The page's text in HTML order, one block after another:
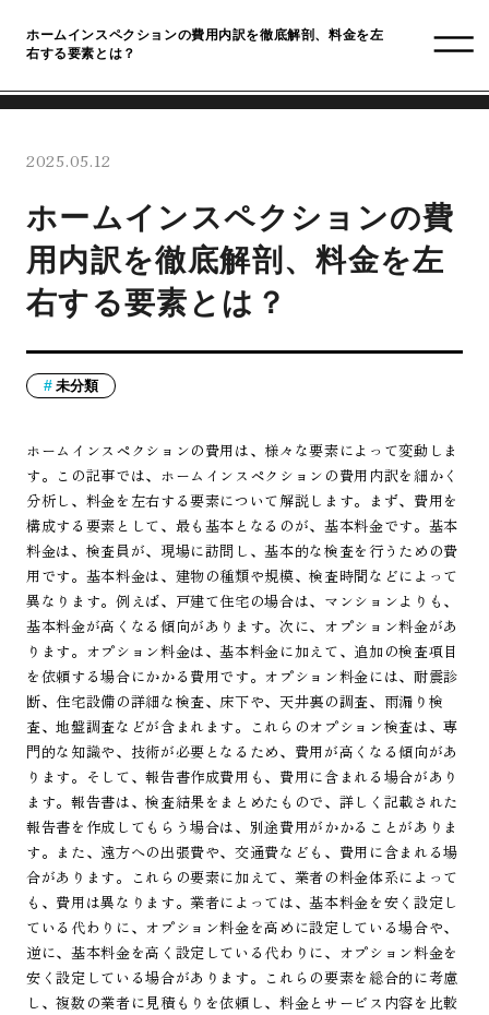
ホームインスペクションの費用内訳を徹底解剖、料金を左
右する要素とは？
2025.05.12
ホームインスペクションの費
用内訳を徹底解剖、料金を左
右する要素とは？
未分類
ホームインスペクションの費用は、様々な要素によって変動しま
す。この記事では、ホームインスペクションの費用内訳を細かく
分析し、料金を左右する要素について解説します。まず、費用を
構成する要素として、最も基本となるのが、基本料金です。基本
料金は、検査員が、現場に訪問し、基本的な検査を行うための費
用です。基本料金は、建物の種類や規模、検査時間などによって
異なります。例えば、戸建て住宅の場合は、マンションよりも、
基本料金が高くなる傾向があります。次に、オプション料金があ
ります。オプション料金は、基本料金に加えて、追加の検査項目
を依頼する場合にかかる費用です。オプション料金には、耐震診
断、住宅設備の詳細な検査、床下や、天井裏の調査、雨漏り検
査、地盤調査などが含まれます。これらのオプション検査は、専
門的な知識や、技術が必要となるため、費用が高くなる傾向があ
ります。そして、報告書作成費用も、費用に含まれる場合があり
ます。報告書は、検査結果をまとめたもので、詳しく記載された
報告書を作成してもらう場合は、別途費用がかかることがありま
す。また、遠方への出張費や、交通費なども、費用に含まれる場
合があります。これらの要素に加えて、業者の料金体系によって
も、費用は異なります。業者によっては、基本料金を安く設定し
ている代わりに、オプション料金を高めに設定している場合や、
逆に、基本料金を高く設定している代わりに、オプション料金を
安く設定している場合があります。これらの要素を総合的に考慮
し、複数の業者に見積もりを依頼し、料金とサービス内容を比較